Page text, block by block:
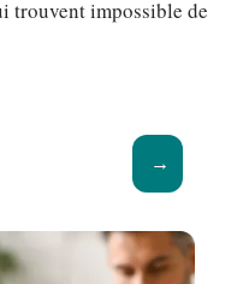
trouvent impossible de